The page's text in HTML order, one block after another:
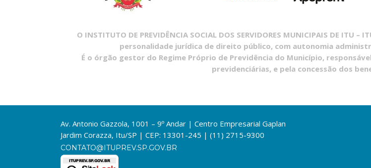
O INSTITUTO DE PREVIDÊNCIA SOCIAL DOS SERVIDORES MUNICIPAIS DE
personalidade jurídica de direito público, com autonomia
É o órgão gestor do Regime Próprio de Previdência do Município,
previdenciárias, e pela concessão dos
Av. Antonio Gazzola, 1001 – 9º Andar | Centro Empresarial Gaplan
Jardim Corazza, Itu/SP | CEP: 13301-245 | (11) 2715-9300
CONTATO@ITUPREV.SP.GOV.BR